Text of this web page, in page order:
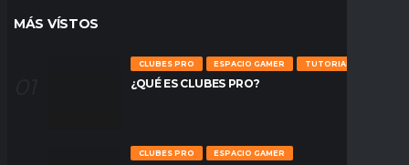
MÁS VÍSTOS
CLUBES PRO ESPACIO GAMER TUTORIALES
¿QUÉ ES CLUBES PRO?
CLUBES PRO ESPACIO GAMER